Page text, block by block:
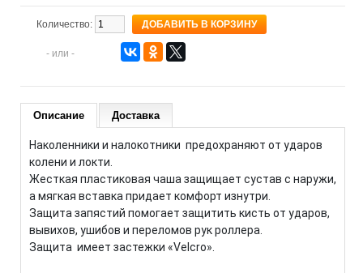
Количество:
- или -
Описание Доставка
Наколенники и налокотники предохраняют от ударов
колени и локти.
Жесткая пластиковая чаша защищает сустав с наружи,
а мягкая вставка придает комфорт изнутри.
Защита запястий помогает защитить кисть от ударов,
вывихов, ушибов и переломов рук роллера.
Защита имеет застежки «Velcro».